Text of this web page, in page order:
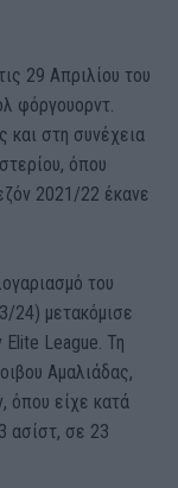
29 Απριλίου του
φόργουορντ.
και στη συνέχεια
όπου
2021/22 έκανε
του
24) μετακόμισε
League. Τη
Αμαλιάδας,
όπου είχε κατά
ασίστ, σε 23